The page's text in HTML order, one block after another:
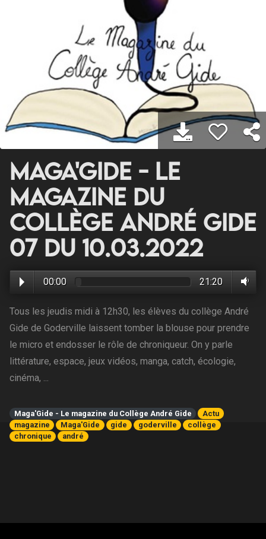
Maga'Gide - Le
magazine du
Collège André Gide
07 du 10.03.2022
00:00 21:20
Tous les jeudis midi à 12h30, les élèves du collège André
Gide de Goderville laissent tomber la blouse pour prendre
le micro et endosser le rôle de chroniqueur. On y parle
littérature, espace, jeux vidéos, manga, catch, écologie,
cinéma, ...
Maga'Gide - Le magazine du Collège André Gide
Actu
magazine
Maga'Gide gide goderville
collège
chronique
andré